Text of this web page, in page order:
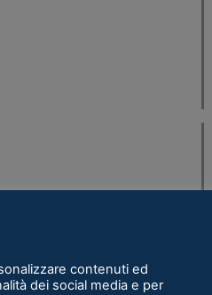
contenuti ed
dei social media e per